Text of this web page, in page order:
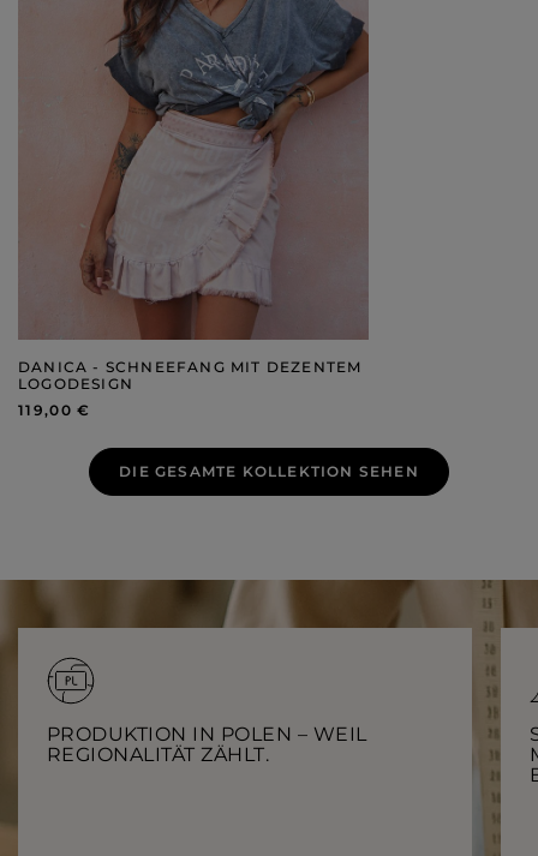
DANICA - SCHNEEFANG MIT DEZENTEM
LOGODESIGN
119,00 €
DIE GESAMTE KOLLEKTION SEHEN
PRODUKTION IN POLEN – WEIL
REGIONALITÄT ZÄHLT.